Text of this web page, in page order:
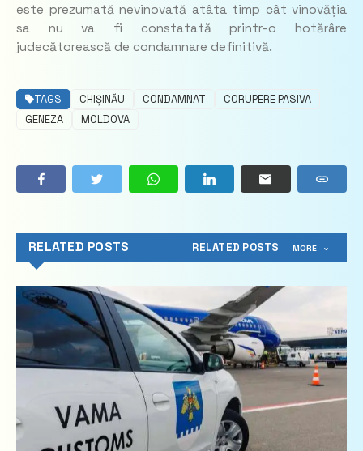
este prezumată nevinovată atâta timp cât vinovăția
sa nu va fi constatată printr-o hotărâre
judecătorească de condamnare definitivă.
TAGS CHIȘINĂU CONDAMNAT
CORUPERE PASIVA
GENEZA
MOLDOVA
RELATED POSTS RELATED POSTS MORE